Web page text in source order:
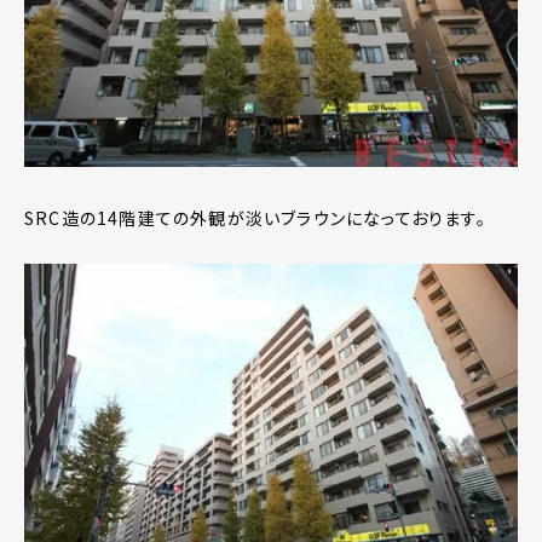
SRC造の14階建ての外観が淡いブラウンになっております。